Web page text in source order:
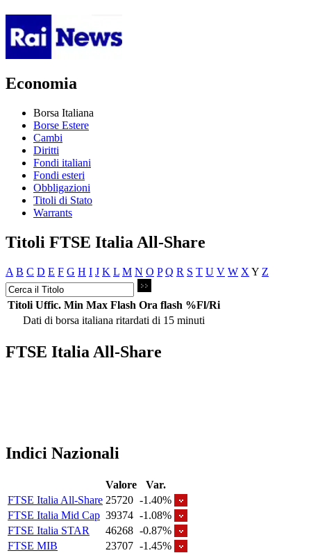
Economia
Borsa Italiana
Borse Estere
Cambi
Diritti
Fondi italiani
Fondi esteri
Obbligazioni
Titoli di Stato
Warrants
Titoli FTSE Italia All-Share
A B C D E F G H I J K L M N O P Q R S T U V W X Y Z
Titoli Uffic. Min Max Flash Ora flash %Fl/Ri
Dati di borsa italiana ritardati di 15 minuti
FTSE Italia All-Share
Indici Nazionali
Valore
Var.
FTSE Italia All-Share 25720 -1.40%
FTSE Italia Mid Cap 39374 -1.08%
FTSE Italia STAR
46268 -0.87%
FTSE MIB
23707 -1.45%